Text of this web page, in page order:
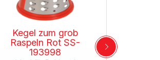
Kegel zum grob
Raspeln Rot SS-
193998